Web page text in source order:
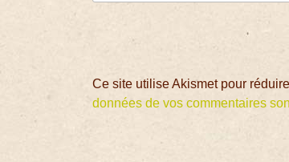
Ce site utilise Akismet pour
données de vos commentaires